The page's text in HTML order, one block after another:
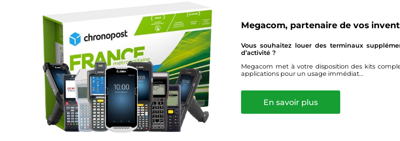
Megacom, partenaire de vos
Vous souhaitez louer des terminaux
d’activité ?
Megacom met à votre disposition des kits
applications pour un usage immédiat...
En savoir plus